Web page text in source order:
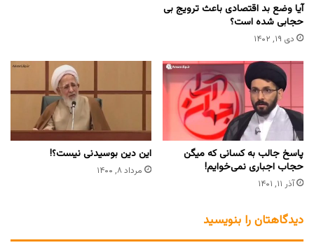
آیا وضع بد اقتصادی باعث ترویج بی
حجابی شده است؟
دی ۱۹, ۱۴۰۲
پاسخ جالب به کسانی که میگن
حجاب اجباری نمی‌خوایم!
آذر ۱۱, ۱۴۰۱
این دین بوسیدنی نیست؟!
مرداد ۸, ۱۴۰۰
دیدگاهتان را بنویسید